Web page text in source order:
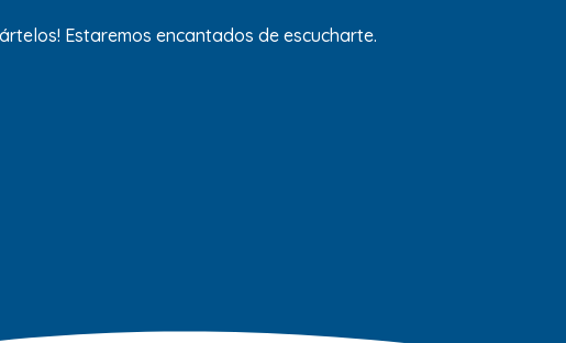
Estaremos encantados de escucharte.